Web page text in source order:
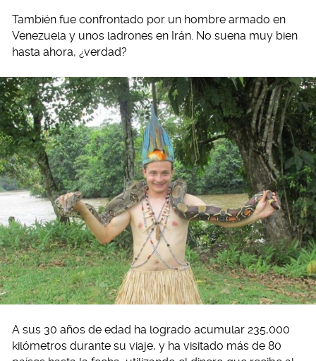
También fue confrontado por un hombre armado en
Venezuela y unos ladrones en Irán. No suena muy bien
hasta ahora, ¿verdad?
A sus 30 años de edad ha logrado acumular 235,000
kilómetros durante su viaje, y ha visitado más de 80